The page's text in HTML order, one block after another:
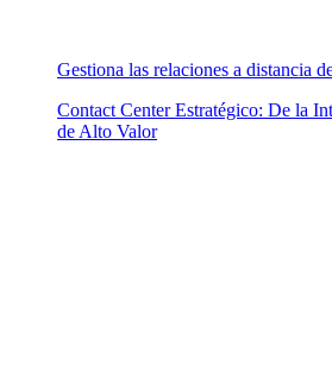
Gestiona las relaciones a distancia
Contact Center Estratégico: De la
de Alto Valor